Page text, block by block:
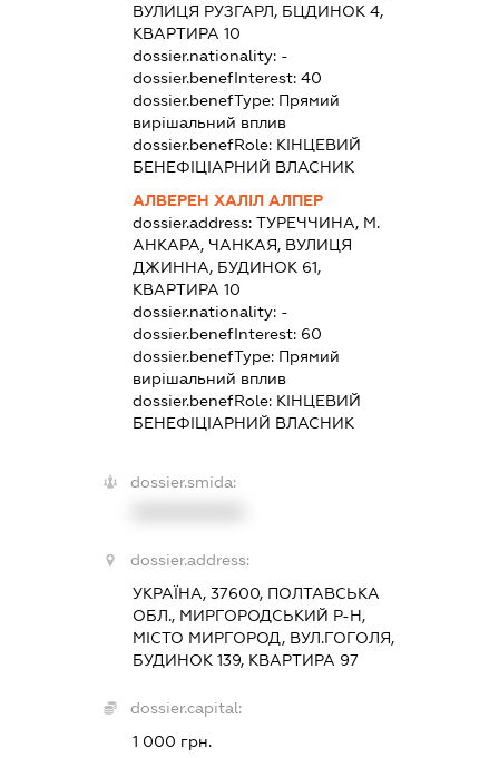
ВУЛИЦЯ РУЗГАРЛ, БЦДИНОК 4,
КВАРТИРА 10
dossier.nationality: -
dossier.benefInterest: 40
dossier.benefType: Прямий
вирішальний вплив
dossier.benefRole: КІНЦЕВИЙ
БЕНЕФІЦІАРНИЙ ВЛАСНИК
АЛВЕРЕН ХАЛІЛ АЛПЕР
dossier.address: ТУРЕЧЧИНА, М.
АНКАРА, ЧАНКАЯ, ВУЛИЦЯ
ДЖИННА, БУДИНОК 61,
КВАРТИРА 10
dossier.nationality: -
dossier.benefInterest: 60
dossier.benefType: Прямий
вирішальний вплив
dossier.benefRole: КІНЦЕВИЙ
БЕНЕФІЦІАРНИЙ ВЛАСНИК
dossier.smida:
dossier.address:
УКРАЇНА, 37600, ПОЛТАВСЬКА
ОБЛ., МИРГОРОДСЬКИЙ Р-Н,
МІСТО МИРГОРОД, ВУЛ.ГОГОЛЯ,
БУДИНОК 139, КВАРТИРА 97
dossier.capital:
1 000 грн.